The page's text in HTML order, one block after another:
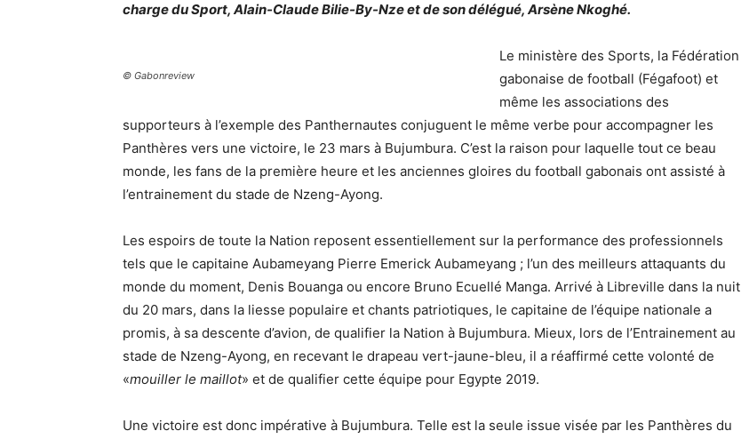
charge du Sport, Alain-Claude Bilie-By-Nze et de son délégué, Arsène Nkoghé.
© Gabonreview
Le ministère des Sports, la Fédération
gabonaise de football (Fégafoot) et
même les associations des
supporteurs à l’exemple des Panthernautes conjuguent le même verbe pour accompagner les
Panthères vers une victoire, le 23 mars à Bujumbura. C’est la raison pour laquelle tout ce beau
monde, les fans de la première heure et les anciennes gloires du football gabonais ont assisté à
l’entrainement du stade de Nzeng-Ayong.
Les espoirs de toute la Nation reposent essentiellement sur la performance des professionnels
tels que le capitaine Aubameyang Pierre Emerick Aubameyang ; l’un des meilleurs attaquants du
monde du moment, Denis Bouanga ou encore Bruno Ecuellé Manga. Arrivé à Libreville dans la nuit
du 20 mars, dans la liesse populaire et chants patriotiques, le capitaine de l’équipe nationale a
promis, à sa descente d’avion, de qualifier la Nation à Bujumbura. Mieux, lors de l’Entrainement au
stade de Nzeng-Ayong, en recevant le drapeau vert-jaune-bleu, il a réaffirmé cette volonté de
«mouiller le maillot» et de qualifier cette équipe pour Egypte 2019.
Une victoire est donc impérative à Bujumbura. Telle est la seule issue visée par les Panthères du